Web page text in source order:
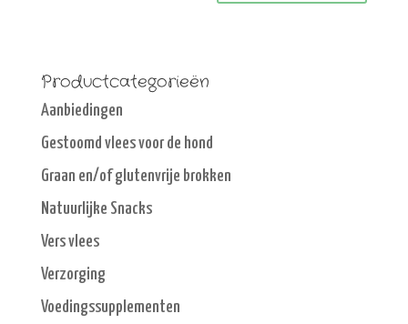
Productcategorieën
Aanbiedingen
Gestoomd vlees voor de hond
Graan en/of glutenvrije brokken
Natuurlijke Snacks
Vers vlees
Verzorging
Voedingssupplementen